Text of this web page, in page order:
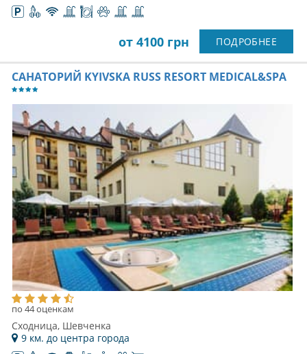
от 4100 грн ПОДРОБНЕЕ
САНАТОРИЙ KYIVSKA RUSS RESORT MEDICAL&SPA
по 44 оценкам
Сходница, Шевченка
9 км. до центра города